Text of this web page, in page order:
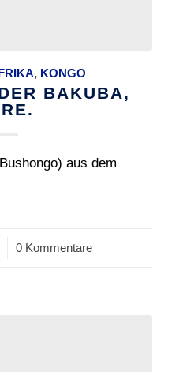
, KONGO
BAKUBA,
aus dem
0 Kommentare